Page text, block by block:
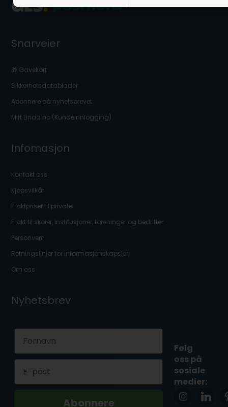
Snarveier
🎁 Gavekort
Sikkerhetsdatablader
Abonnere på nyhetsbrevet
Mitt Linaa.no (Kundeinnlogging)
Infomasjon
Kontakt oss
Kjøpsvilkår
Fraktpriser til private
Frakt til skoler, institusjoner, foreninger og bedrifter
Personvern
Retningslinjer for informasjonskapsler
Om oss
Nyhetsbrev
Abonnere
Følg
oss på
sosiale
medier: